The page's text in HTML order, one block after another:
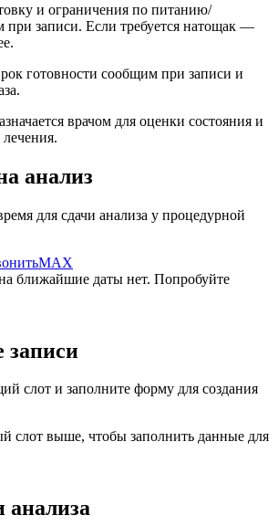
и ограничения по питанию/
при записи. Если требуется натощак —
готовности сообщим при записи и
врачом для оценки состояния и
анализ
для сдачи анализа у процедурной
MAX
ближайшие даты нет. Попробуйте
слот и заполните форму для создания
слот выше, чтобы заполнить данные для
анализа